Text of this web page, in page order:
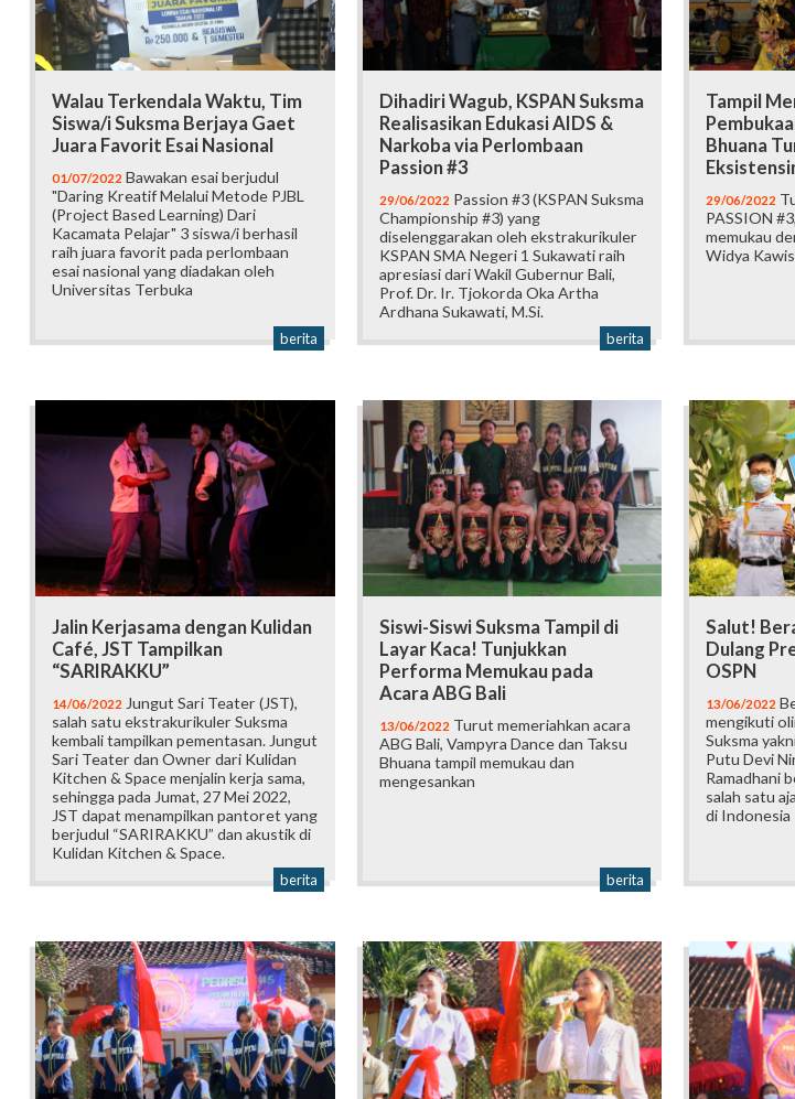
Walau Terkendala Waktu, Tim
Siswa/i Suksma Berjaya Gaet
Juara Favorit Esai Nasional
01/07/2022 Bawakan esai berjudul
"Daring Kreatif Melalui Metode PJBL
(Project Based Learning) Dari
Kacamata Pelajar" 3 siswa/i berhasil
raih juara favorit pada perlombaan
esai nasional yang diadakan oleh
Universitas Terbuka
berita
Dihadiri Wagub, KSPAN Suksma
Realisasikan Edukasi AIDS &
Narkoba via Perlombaan
Passion #3
29/06/2022 Passion #3 (KSPAN Suksma
Championship #3) yang
diselenggarakan oleh ekstrakurikuler
KSPAN SMA Negeri 1 Sukawati raih
apresiasi dari Wakil Gubernur Bali,
Prof. Dr. Ir. Tjokorda Oka Artha
Ardhana Sukawati, M.Si.
berita
Tampil
Bhuana
29/06/2022
PASSION
memukau
Widya
Jalin Kerjasama dengan Kulidan
Café, JST Tampilkan
“SARIRAKKU”
14/06/2022 Jungut Sari Teater (JST),
salah satu ekstrakurikuler Suksma
kembali tampilkan pementasan. Jungut
Sari Teater dan Owner dari Kulidan
Kitchen & Space menjalin kerja sama,
sehingga pada Jumat, 27 Mei 2022,
JST dapat menampilkan pantoret yang
berjudul “SARIRAKKU” dan akustik di
Kulidan Kitchen & Space.
berita
Siswi-Siswi Suksma Tampil di
Layar Kaca! Tunjukkan
Performa Memukau pada
Acara ABG Bali
13/06/2022 Turut memeriahkan acara
ABG Bali, Vampyra Dance dan Taksu
Bhuana tampil memukau dan
mengesankan
berita
Salut!
Dulang
OSPN
13/06/2022
mengikuti
Suksma
Putu Devi
Ramadhani
salah satu
di Indonesia